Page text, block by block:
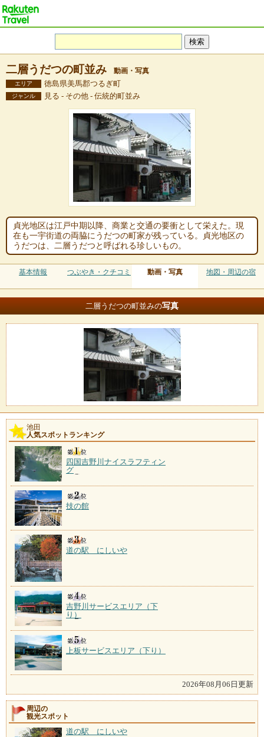
二層うだつの町並み 動画・写真
エリア 徳島県美馬郡つるぎ町
ジャンル 見る - その他 - 伝統的町並み
貞光地区は江戸中期以降、商業と交通の要衝として栄えた。現
在も一宇街道の両脇にうだつの町家が残っている。貞光地区の
うだつは、二層うだつと呼ばれる珍しいもの。
基本情報 つぶやき・クチコミ 動画・写真 地図・周辺の宿
二層うだつの町並みの写真
池田
人気スポットランキング
四国吉野川ナイスラフティン
グ
技の館
道の駅 にしいや
吉野川サービスエリア（下
り）
上板サービスエリア（下り）
2026年08月06日更新
周辺の
観光スポット
道の駅 にしいや